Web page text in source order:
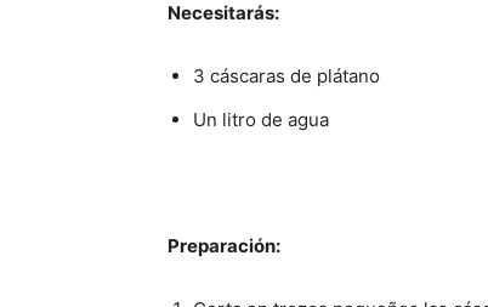
Necesitarás:
3 cáscaras de plátano
Un litro de agua
Preparación: